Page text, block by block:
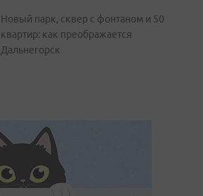
Новый парк, сквер с фонтаном и 50
квартир: как преображается
Дальнегорск